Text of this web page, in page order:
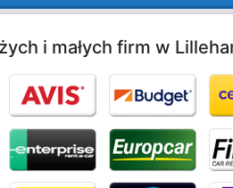
i małych firm w